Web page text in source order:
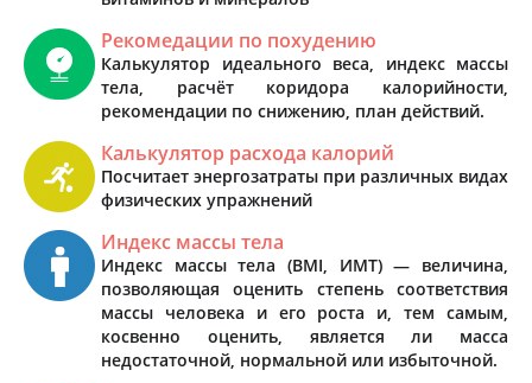
Рекомедации по похудению
Калькулятор идеального веса, индекс массы
тела, расчёт коридора калорийности,
рекомендации по снижению, план действий.
Калькулятор расхода калорий
Посчитает энергозатраты при различных видах
физических упражнений
Индекс массы тела
Индекс массы тела (BMI, ИМТ) — величина,
позволяющая оценить степень соответствия
массы человека и его роста и, тем самым,
косвенно оценить, является ли масса
недостаточной, нормальной или избыточной.